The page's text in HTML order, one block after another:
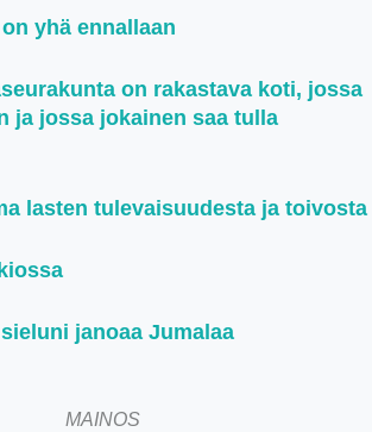
yhä ennallaan
on rakastava koti, jossa
ja jossa jokainen saa tulla
lasten tulevaisuudesta ja toivosta
janoaa Jumalaa
MAINOS